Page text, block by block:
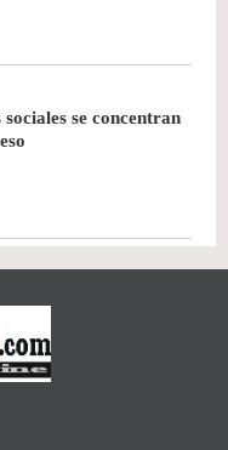
se concentran